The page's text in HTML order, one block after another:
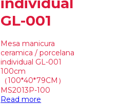
GL-001
Mesa manicura
ceramica / porcelana
individual GL-001
100cm
（100*40*79CM）
MS2013P-100
Read more